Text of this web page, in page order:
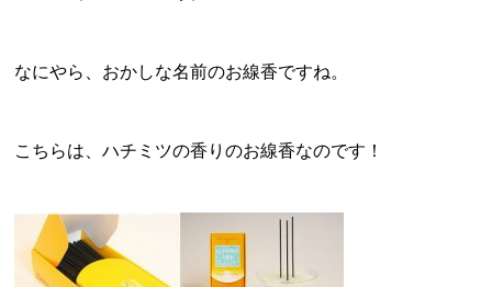
なにやら、おかしな名前のお線香ですね。
こちらは、ハチミツの香りのお線香なのです！